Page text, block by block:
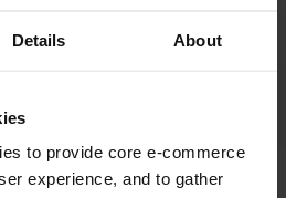
Details About
to provide core e-commerce
experience, and to gather